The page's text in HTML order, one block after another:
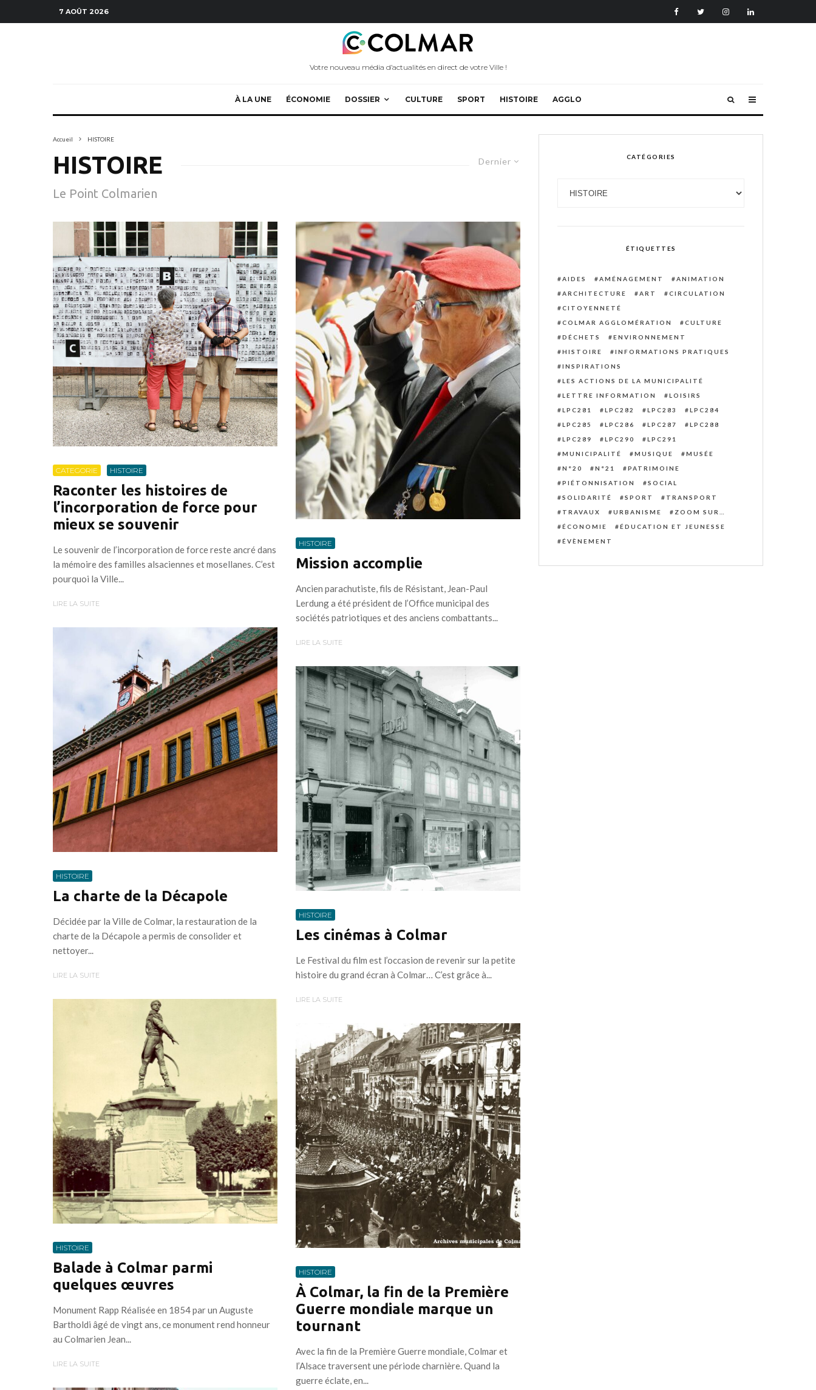
7 AOÛT 2026
Votre nouveau média d’actualités en direct de votre Ville !
À LA UNE ÉCONOMIE DOSSIER CULTURE SPORT HISTOIRE AGGLO
Accueil HISTOIRE
Dernier
HISTOIRE
Le Point Colmarien
CATEGORIE HISTOIRE
Raconter les histoires de
l’incorporation de force pour
mieux se souvenir
Le souvenir de l’incorporation de force reste ancré dans
la mémoire des familles alsaciennes et mosellanes. C’est
pourquoi la Ville...
LIRE LA SUITE
HISTOIRE
La charte de la Décapole
Décidée par la Ville de Colmar, la restauration de la
charte de la Décapole a permis de consolider et
nettoyer...
LIRE LA SUITE
HISTOIRE
Balade à Colmar parmi
quelques œuvres
Monument Rapp Réalisée en 1854 par un Auguste
Bartholdi âgé de vingt ans, ce monument rend honneur
au Colmarien Jean...
LIRE LA SUITE
HISTOIRE
Mission accomplie
Ancien parachutiste, fils de Résistant, Jean-Paul
Lerdung a été président de l’Office municipal des
sociétés patriotiques et des anciens combattants...
LIRE LA SUITE
HISTOIRE
Les cinémas à Colmar
Le Festival du film est l’occasion de revenir sur la petite
histoire du grand écran à Colmar… C’est grâce à...
LIRE LA SUITE
HISTOIRE
À Colmar, la fin de la Première
Guerre mondiale marque un
tournant
Avec la fin de la Première Guerre mondiale, Colmar et
l’Alsace traversent une période charnière. Quand la
guerre éclate, en...
CATÉGORIES
ÉTIQUETTES
AIDES AMÉNAGEMENT
ANIMATION
ARCHITECTURE
ART
CIRCULATION
CITOYENNETÉ
COLMAR AGGLOMÉRATION
CULTURE
DÉCHETS
ENVIRONNEMENT
HISTOIRE
INFORMATIONS PRATIQUES
INSPIRATIONS
LES ACTIONS DE LA MUNICIPALITÉ
LETTRE INFORMATION
LOISIRS
LPC281
LPC282 LPC283
LPC284
LPC285
LPC286 LPC287
LPC288
LPC289
LPC290
LPC291
MUNICIPALITÉ
MUSIQUE
MUSÉE
N°20
N°21
PATRIMOINE
PIÉTONNISATION
SOCIAL
SOLIDARITÉ
SPORT
TRANSPORT
TRAVAUX
URBANISME
ZOOM SUR…
ÉCONOMIE
ÉDUCATION ET JEUNESSE
ÉVÈNEMENT